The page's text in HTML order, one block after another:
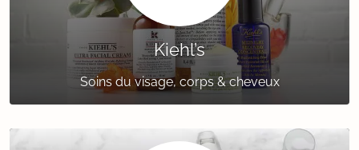
Kiehl’s
Soins du visage, corps & cheveux